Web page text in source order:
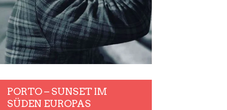
PORTO – SUNSET IM
SÜDEN EUROPAS